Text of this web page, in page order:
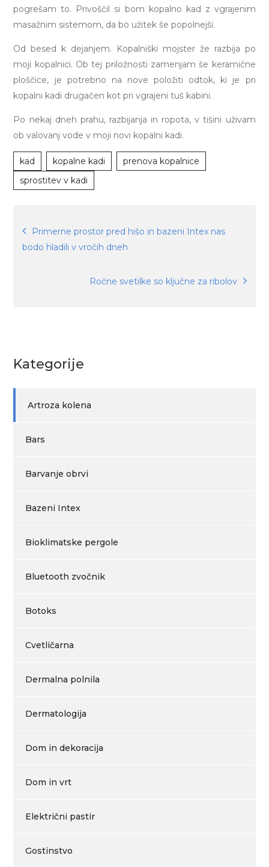
pogrešam to. Privoščil si bom kopalno kad z vgrajenim
masažnim sistemom, da bo užitek še popolnejši.
Od besed k dejanjem. Kopalniški mojster že razbija po
moji kopalnici. Ob tej priložnosti zamenjam še keramične
ploščice, je potrebno na nove položiti odtok, ki je pri
kopalni kadi drugačen kot pri vgrajeni tuš kabini.
Po nekaj dneh prahu, razbijanja in ropota, v tišini uživam
ob valovanj vode v moji novi kopalni kadi.
kad kopalne kadi
prenova kopalnice
sprostitev v kadi
Navigacija
Primerne prostor pred hišo in bazeni Intex nas
bodo hladili v vročih dneh
Ročne svetilke so ključne za ribolov
Kategorije
Artroza kolena
Bars
Barvanje obrvi
Bazeni Intex
Bioklimatske pergole
Bluetooth zvočnik
Botoks
Cvetličarna
Dermalna polnila
Dermatologija
Dom in dekoracija
Dom in vrt
Električni pastir
Gostinstvo